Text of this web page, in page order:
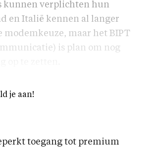
kunnen verplichten hun
en Italië kennen al langer
modemkeuze, maar het BIPT
is plan om nog
je aan!
toegang tot premium